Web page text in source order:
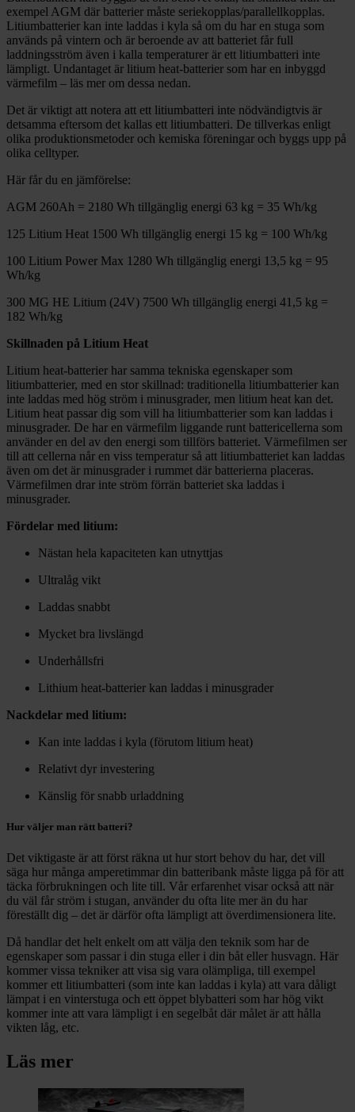
exempel AGM där batterier måste seriekopplas/parallellkopplas.
Litiumbatterier kan inte laddas i kyla så om du har en stuga som
används på vintern och är beroende av att batteriet får full
laddningsström även i kalla temperaturer är ett litiumbatteri inte
lämpligt. Undantaget är litium heat-batterier som har en inbyggd
värmefilm – läs mer om dessa nedan.
Det är viktigt att notera att ett litiumbatteri inte nödvändigtvis är
detsamma eftersom det kallas ett litiumbatteri. De tillverkas enligt
olika produktionsmetoder och kemiska föreningar och byggs upp på
olika celltyper.
Här får du en jämförelse:
AGM 260Ah = 2180 Wh tillgänglig energi 63 kg = 35 Wh/kg
125 Litium Heat 1500 Wh tillgänglig energi 15 kg = 100 Wh/kg
100 Litium Power Max 1280 Wh tillgänglig energi 13,5 kg = 95
Wh/kg
300 MG HE Litium (24V) 7500 Wh tillgänglig energi 41,5 kg =
182 Wh/kg
Skillnaden på Litium Heat
Litium heat-batterier har samma tekniska egenskaper som
litiumbatterier, med en stor skillnad: traditionella litiumbatterier kan
inte laddas med hög ström i minusgrader, men litium heat kan det.
Litium heat passar dig som vill ha litiumbatterier som kan laddas i
minusgrader. De har en värmefilm liggande runt battericellerna som
använder en del av den energi som tillförs batteriet. Värmefilmen ser
till att cellerna når en viss temperatur så att litiumbatteriet kan laddas
även om det är minusgrader i rummet där batterierna placeras.
Värmefilmen drar inte ström förrän batteriet ska laddas i
minusgrader.
Fördelar med litium:
Nästan hela kapaciteten kan utnyttjas
Ultralåg vikt
Laddas snabbt
Mycket bra livslängd
Underhållsfri
Lithium heat-batterier kan laddas i minusgrader
Nackdelar med litium:
Kan inte laddas i kyla (förutom litium heat)
Relativt dyr investering
Känslig för snabb urladdning
Hur väljer man rätt batteri?
Det viktigaste är att först räkna ut hur stort behov du har, det vill
säga hur många amperetimmar din batteribank måste ligga på för att
täcka förbrukningen och lite till. Vår erfarenhet visar också att när
du väl får ström i stugan, använder du ofta lite mer än du har
föreställt dig – det är därför ofta lämpligt att överdimensionera lite.
Då handlar det helt enkelt om att välja den teknik som har de
egenskaper som passar i din stuga eller i din båt eller husvagn. Här
kommer vissa tekniker att visa sig vara olämpliga, till exempel
kommer ett litiumbatteri (som inte kan laddas i kyla) att vara dåligt
lämpat i en vinterstuga och ett öppet blybatteri som har hög vikt
kommer inte att vara lämpligt i en segelbåt där målet är att hålla
vikten låg, etc.
Läs mer